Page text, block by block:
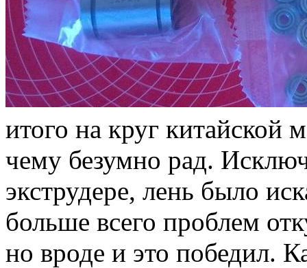
итого на круг китайской
чему безумно рад.
экструдере, лень было
больше всего проблем
но вроде и это победил.